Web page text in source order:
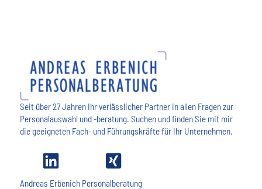
Seit über 27 Jahren Ihr verlässlicher Partner in allen Fragen zur
Personalauswahl und -beratung. Suchen und finden Sie mit mir
die geeigneten Fach- und Führungskräfte für Ihr Unternehmen.
Andreas Erbenich Personalberatung